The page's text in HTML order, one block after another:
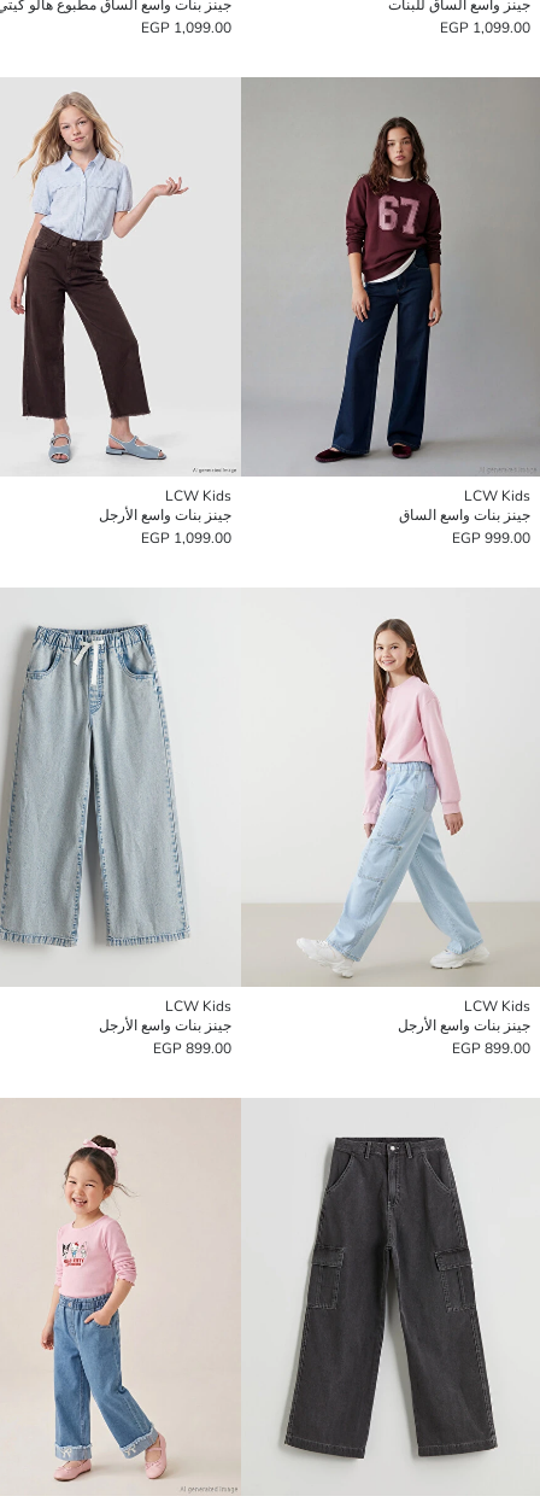
جينز واسع الساق للبنات
1,099.00 EGP
جينز بنات واسع الساق مطبوع هالو
1,099.00 EGP
LCW Kids
جينز بنات واسع الساق
999.00 EGP
LCW Kids
جينز بنات واسع الأرجل
1,099.00 EGP
LCW Kids
جينز بنات واسع الأرجل
899.00 EGP
LCW Kids
جينز بنات واسع الأرجل
899.00 EGP